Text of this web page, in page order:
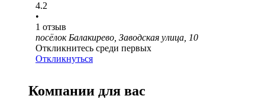
4.2
•
1 отзыв
посёлок Балакирево, Заводская улица, 10
Откликнитесь среди первых
Откликнуться
Компании для вас